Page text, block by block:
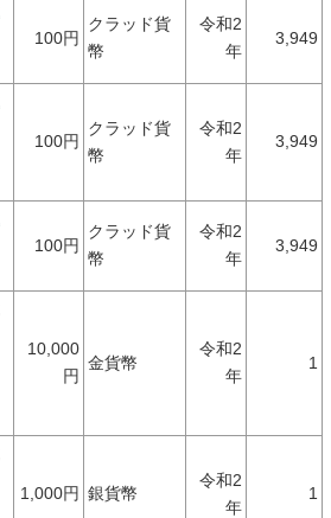
100円
クラッド貨
幣
令和2
年
3,949
100円
クラッド貨
幣
令和2
年
3,949
100円
クラッド貨
幣
令和2
年
3,949
10,000
円
金貨幣
令和2
年
1
1,000円 銀貨幣
令和2
年
1